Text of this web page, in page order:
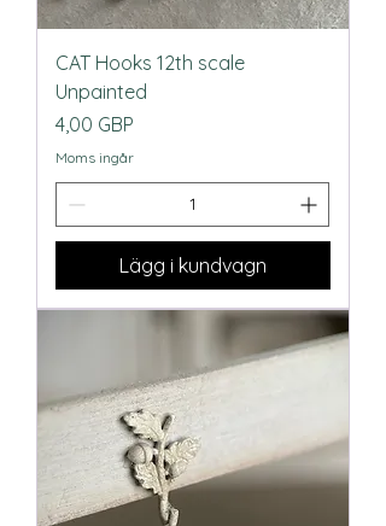
CAT Hooks 12th scale
Unpainted
Pris
4,00 GBP
Moms ingår
Lägg i kundvagn